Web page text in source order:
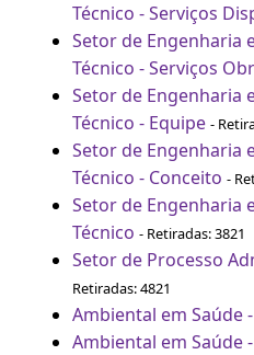
Técnico - Serviços
Setor de Engenharia
Técnico - Serviços
Setor de Engenharia
Técnico - Equipe -
Setor de Engenharia
Técnico - Conceito -
Setor de Engenharia
Técnico - Retiradas: 3821
Setor de Processo
Retiradas: 4821
Ambiental em Saúde
Ambiental em Saúde